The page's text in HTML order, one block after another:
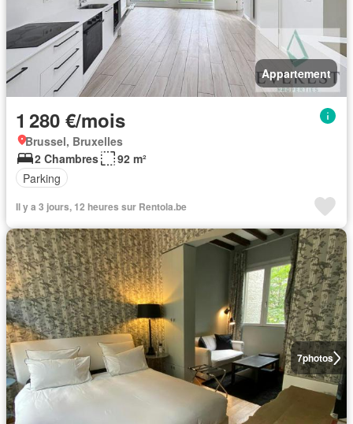
Appartement
1 280 €/mois
Brussel, Bruxelles
2 Chambres
92 m²
Parking
Il y a 3 jours, 12 heures sur Rentola.be
7photos